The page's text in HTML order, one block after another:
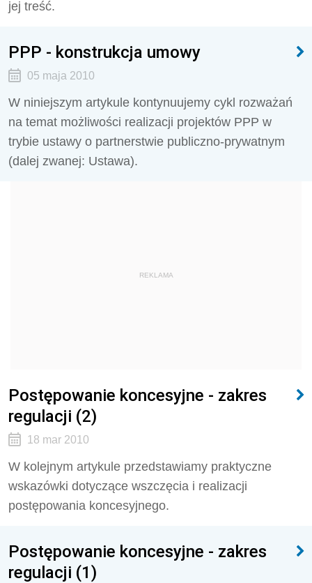
jej treść.
PPP - konstrukcja umowy
05 maja 2010
W niniejszym artykule kontynuujemy cykl rozważań
na temat możliwości realizacji projektów PPP w
trybie ustawy o partnerstwie publiczno-prywatnym
(dalej zwanej: Ustawa).
REKLAMA
Postępowanie koncesyjne - zakres
regulacji (2)
18 mar 2010
W kolejnym artykule przedstawiamy praktyczne
wskazówki dotyczące wszczęcia i realizacji
postępowania koncesyjnego.
Postępowanie koncesyjne - zakres
regulacji (1)